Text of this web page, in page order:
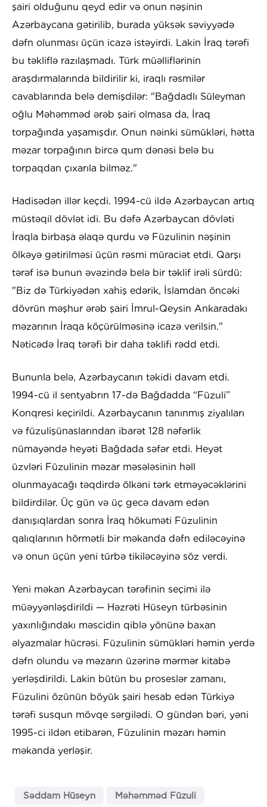
şairi olduğunu qeyd edir və onun nəşinin
Azərbaycana gətirilib, burada yüksək səviyyədə
dəfn olunması üçün icazə istəyirdi. Lakin İraq tərəfi
bu təkliflə razılaşmadı. Türk müəlliflərinin
araşdırmalarında bildirilir ki, iraqlı rəsmilər
cavablarında belə demişdilər: "Bağdadlı Süleyman
oğlu Məhəmməd ərəb şairi olmasa da, İraq
torpağında yaşamışdır. Onun nəinki sümükləri, hətta
məzar torpağının bircə qum dənəsi belə bu
torpaqdan çıxarıla bilməz."
Hadisədən illər keçdi. 1994-cü ildə Azərbaycan artıq
müstəqil dövlət idi. Bu dəfə Azərbaycan dövləti
İraqla birbaşa əlaqə qurdu və Füzulinin nəşinin
ölkəyə gətirilməsi üçün rəsmi müraciət etdi. Qarşı
tərəf isə bunun əvəzində belə bir təklif irəli sürdü:
"Biz də Türkiyədən xahiş edərik, İslamdan öncəki
dövrün məşhur ərəb şairi İmrul-Qeysin Ankaradakı
məzarının İraqa köçürülməsinə icazə verilsin."
Nəticədə İraq tərəfi bir daha təklifi rədd etdi.
Bununla belə, Azərbaycanın təkidi davam etdi.
1994-cü il sentyabrın 17-də Bağdadda “Füzuli”
Konqresi keçirildi. Azərbaycanın tanınmış ziyalıları
və füzulişünaslarından ibarət 128 nəfərlik
nümayəndə heyəti Bağdada səfər etdi. Heyət
üzvləri Füzulinin məzar məsələsinin həll
olunmayacağı təqdirdə ölkəni tərk etməyəcəklərini
bildirdilər. Üç gün və üç gecə davam edən
danışıqlardan sonra İraq hökuməti Füzulinin
qalıqlarının hörmətli bir məkanda dəfn ediləcəyinə
və onun üçün yeni türbə tikiləcəyinə söz verdi.
Yeni məkan Azərbaycan tərəfinin seçimi ilə
müəyyənləşdirildi — Həzrəti Hüseyn türbəsinin
yaxınlığındakı məscidin qiblə yönünə baxan
əlyazmalar hücrəsi. Füzulinin sümükləri həmin yerdə
dəfn olundu və məzarın üzərinə mərmər kitabə
yerləşdirildi. Lakin bütün bu proseslər zamanı,
Füzulini özünün böyük şairi hesab edən Türkiyə
tərəfi susqun mövqe sərgilədi. O gündən bəri, yəni
1995-ci ildən etibarən, Füzulinin məzarı həmin
məkanda yerləşir.
Səddam Hüseyn Məhəmməd Füzuli